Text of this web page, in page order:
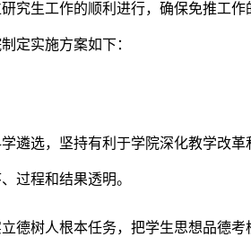
究生工作的顺利进行，确保免推工
定实施方案如下：
遴选，坚持有利于学院深化教学改
过程和结果透明。
德树人根本任务，把学生思想品德